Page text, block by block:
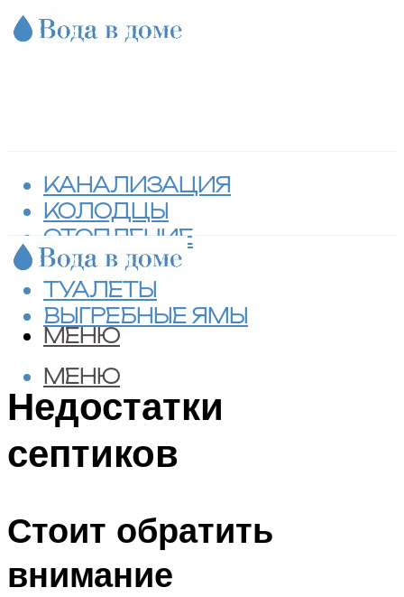
КАНАЛИЗАЦИЯ
КОЛОДЦЫ
ОТОПЛЕНИЕ
СЕПТИКИ
ТУАЛЕТЫ
ВЫГРЕБНЫЕ ЯМЫ
МЕНЮ
МЕНЮ
Недостатки
септиков
Стоит обратить
внимание